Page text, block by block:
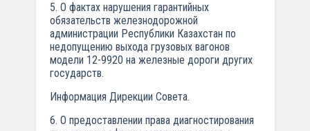
5. О фактах нарушения гарантийных
обязательств железнодорожной
администрации Республики Казахстан по
недопущению выхода грузовых вагонов
модели 12-9920 на железные дороги других
государств.
Информация Дирекции Совета.
6. О предоставлении права диагностирования